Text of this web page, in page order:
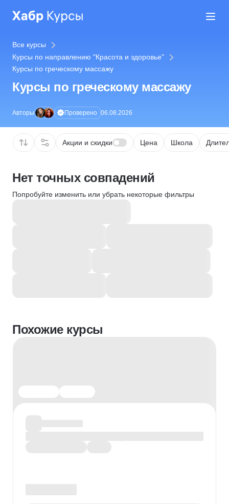
Все курсы
Курсы по направлению "Красота и здоровье"
Курсы по греческому массажу
Курсы по греческому массажу
Авторы Проверено 06.08.2026
Акции и скидки Цена Школа
Нет точных совпадений
Попробуйте изменить или убрать некоторые фильтры
Похожие курсы